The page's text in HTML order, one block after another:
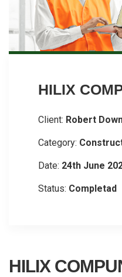
HILIX
Client: Robert
Category:
Date: 24th June
Status: Completad
HILIX